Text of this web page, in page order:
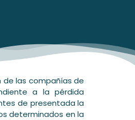
las compañías de
a la pérdida
de presentada la
determinados en la